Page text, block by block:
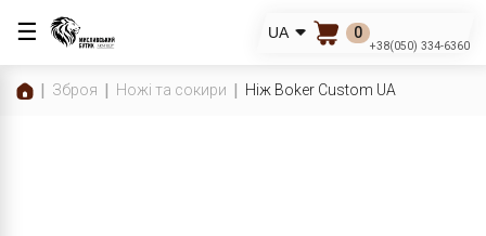
☰ UA 0
+38(050) 334-6360
Зброя Ножі та сокири Ніж Boker Custom UA